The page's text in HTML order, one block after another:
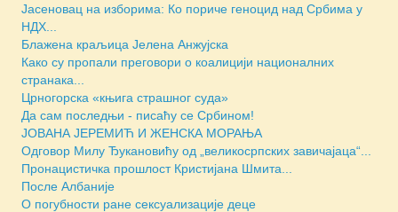
Јасеновац на изборима: Ко пориче геноцид над Србима у
НДХ...
Блажена краљица Јелена Анжујска
Како су пропали преговори о коалицији националних
странака...
Црногорска «књига страшног суда»
Да сам последњи - писаћу се Србином!
JОВАНА ЈЕРЕМИЋ И ЖЕНСКА МОРАЊА
Одговор Милу Ђукановићу од „великосрпских завичајаца“...
Пронацистичка прошлост Кристијана Шмита...
После Албаније
О погубности ране сексуализације деце